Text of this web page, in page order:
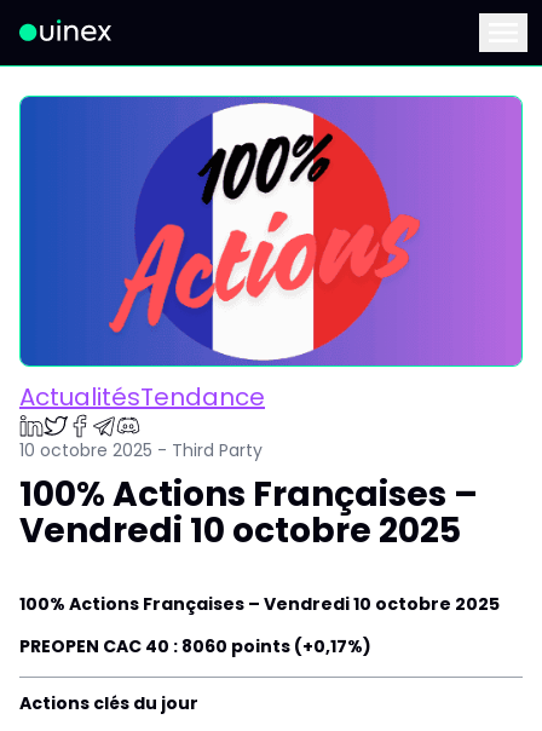
Ceci est le logo et, si vous cliquez dessus, vous serez
ActualitésTendance
10 octobre 2025 - Third Party
100% Actions Françaises –
Vendredi 10 octobre 2025
100% Actions Françaises – Vendredi 10 octobre 2025
PREOPEN CAC 40 : 8060 points (+0,17%)
Actions clés du jour